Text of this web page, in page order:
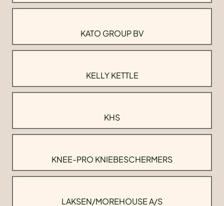
KATO GROUP BV
KELLY KETTLE
KHS
KNEE-PRO KNIEBESCHERMERS
LAKSEN/MOREHOUSE A/S